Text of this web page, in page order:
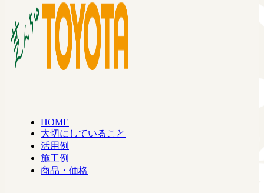
HOME
大切にしていること
活用例
施工例
商品・価格